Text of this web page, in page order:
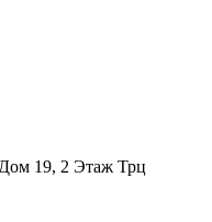
19, 2 Этаж Трц